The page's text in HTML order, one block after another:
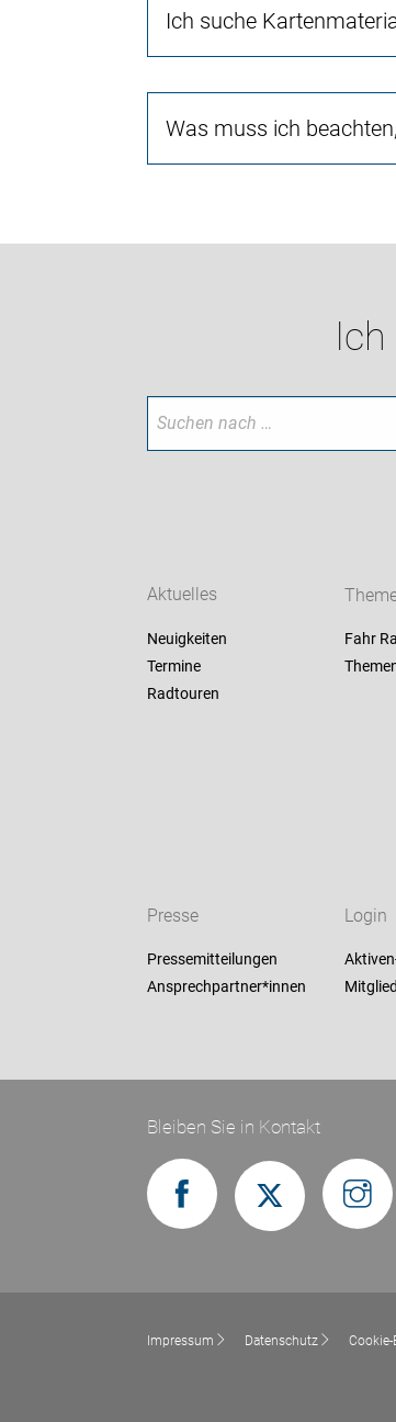
Ich suche
Was muss ich
Aktuelles
Neuigkeiten
Termine
Radtouren
Fahr
Presse
Pressemitteilungen
Ansprechpartner*innen
Login
Bleiben Sie in Kontakt
Impressum Datenschutz